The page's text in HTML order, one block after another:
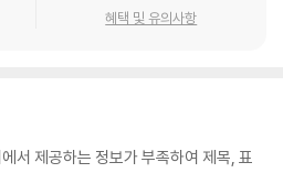
혜택 및 유의사항
서 제공하는 정보가 부족하여 제목, 표